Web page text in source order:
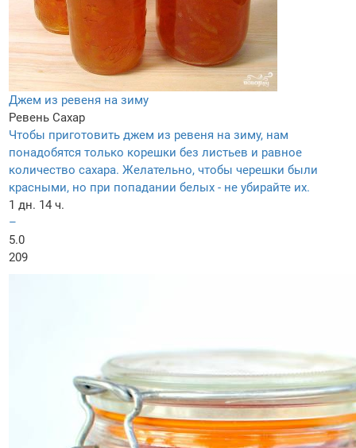
Джем из ревеня на зиму
Ревень Сахар
Чтобы приготовить джем из ревеня на зиму, нам
понадобятся только корешки без листьев и равное
количество сахара. Желательно, чтобы черешки были
красными, но при попадании белых - не убирайте их.
1 дн. 14 ч.
–
5.0
209